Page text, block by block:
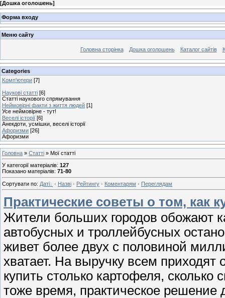
[Дошка оголошень]
Форма входу
Меню сайту
Головна сторінка Дошка оголошень Каталог сайтів
Categories
Kомп'ютери [7]
Наукові статті [6]
Статті наукового спрямування
Неймовірні факти з життя людей [1]
Усе неймовірне - тут!
Веселі історії [6]
Анекдоти, усмішки, веселі історії
Афоризми [26]
Афоризми
Головна » Статті » Мої статті
У категорії матеріалів: 127
Показано матеріалів: 71-80
Сортувати по: Даті · Назві · Рейтингу · Коментарям · Переглядам
Практические советы о том, как
Жители больших городов обожают
автобусных и троллейбусных
живет более двух с половиной
хватает. На выручку всем
купить столько картофеля,
тоже время, практическое решение